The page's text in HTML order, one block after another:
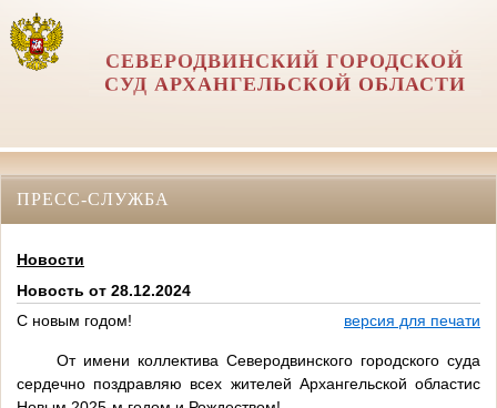
СЕВЕРОДВИНСКИЙ ГОРОДСКОЙ
СУД АРХАНГЕЛЬСКОЙ ОБЛАСТИ
ПРЕСС-СЛУЖБА
Новости
Новость от 28.12.2024
С новым годом!
версия для печати
От имени коллектива Северодвинского городского суда
сердечно поздравляю всех жителей Архангельской областис